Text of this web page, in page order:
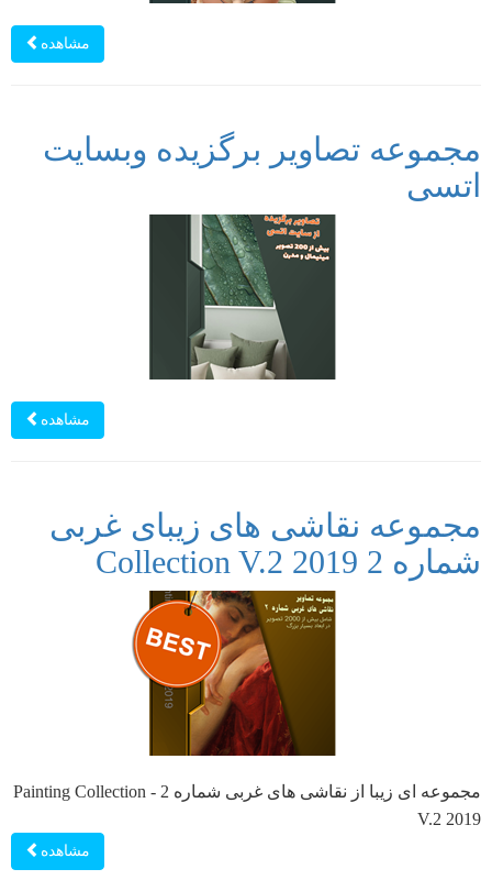
مشاهده
مجموعه تصاویر برگزیده وبسایت
اتسی
مشاهده
مجموعه نقاشی های زیبای غربی
شماره 2 Collection V.2 2019
مجموعه ای زیبا از نقاشی های غربی شماره 2 - Painting Collection
V.2 2019
مشاهده